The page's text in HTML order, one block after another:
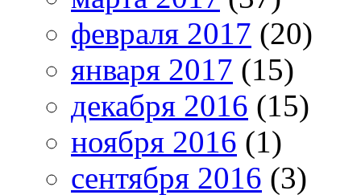
февраля 2017 (20)
января 2017 (15)
декабря 2016 (15)
ноября 2016 (1)
сентября 2016 (3)